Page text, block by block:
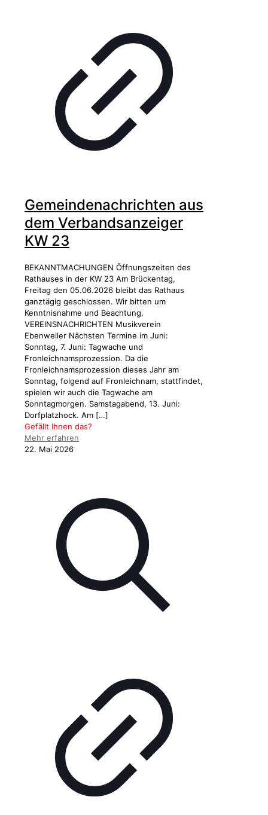
Gemeindenachrichten aus
dem Verbandsanzeiger
KW 23
BEKANNTMACHUNGEN Öffnungszeiten des
Rathauses in der KW 23 Am Brückentag,
Freitag den 05.06.2026 bleibt das Rathaus
ganztägig geschlossen. Wir bitten um
Kenntnisnahme und Beachtung.
VEREINSNACHRICHTEN Musikverein
Ebenweiler Nächsten Termine im Juni:
Sonntag, 7. Juni: Tagwache und
Fronleichnamsprozession. Da die
Fronleichnamsprozession dieses Jahr am
Sonntag, folgend auf Fronleichnam, stattfindet,
spielen wir auch die Tagwache am
Sonntagmorgen. Samstagabend, 13. Juni:
Dorfplatzhock. Am […]
Gefällt Ihnen das?
Mehr erfahren
22. Mai 2026